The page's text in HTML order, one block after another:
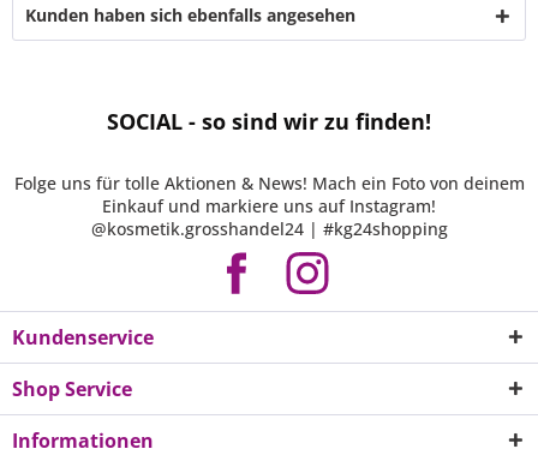
Kunden haben sich ebenfalls angesehen
SOCIAL - so sind wir zu finden!
Folge uns für tolle Aktionen & News! Mach ein Foto von deinem
Einkauf und markiere uns auf Instagram!
@kosmetik.grosshandel24 | #kg24shopping
Kundenservice
Shop Service
Informationen